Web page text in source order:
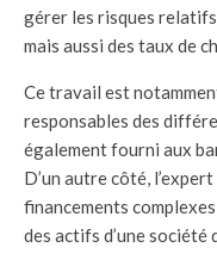
gérer les risques
mais aussi des taux de
Ce travail est
responsables des
également fourni aux
D’un autre côté,
financements
des actifs d’une société